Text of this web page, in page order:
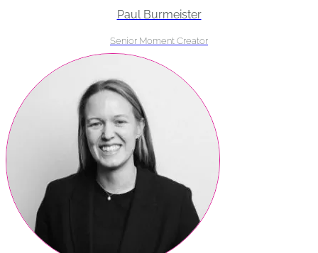
Paul Burmeister
Senior Moment Creator